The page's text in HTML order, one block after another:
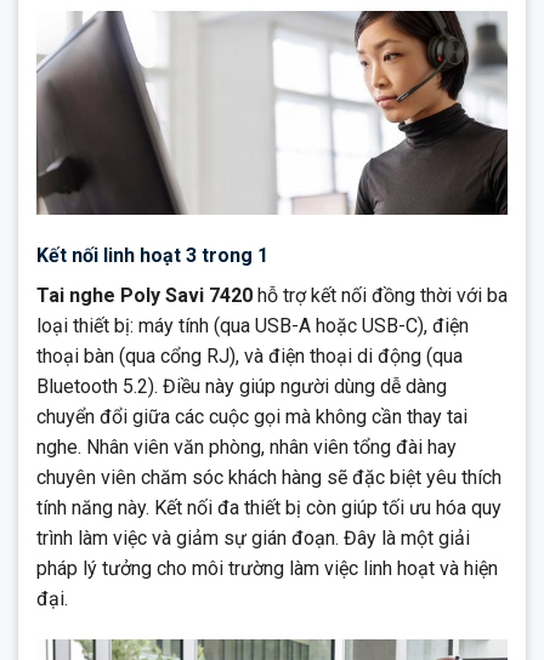
Kết nối linh hoạt 3 trong 1
Tai nghe Poly Savi 7420 hỗ trợ kết nối đồng thời với ba
loại thiết bị: máy tính (qua USB-A hoặc USB-C), điện
thoại bàn (qua cổng RJ), và điện thoại di động (qua
Bluetooth 5.2). Điều này giúp người dùng dễ dàng
chuyển đổi giữa các cuộc gọi mà không cần thay tai
nghe. Nhân viên văn phòng, nhân viên tổng đài hay
chuyên viên chăm sóc khách hàng sẽ đặc biệt yêu thích
tính năng này. Kết nối đa thiết bị còn giúp tối ưu hóa quy
trình làm việc và giảm sự gián đoạn. Đây là một giải
pháp lý tưởng cho môi trường làm việc linh hoạt và hiện
đại.